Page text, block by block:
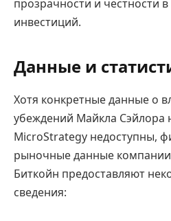
прозрачности и честности
инвестиций.
Данные и
Хотя конкретные данные о
убеждений Майкла Сэйлора
MicroStrategy недоступны,
рыночные данные
Биткойн предоставляют
сведения: